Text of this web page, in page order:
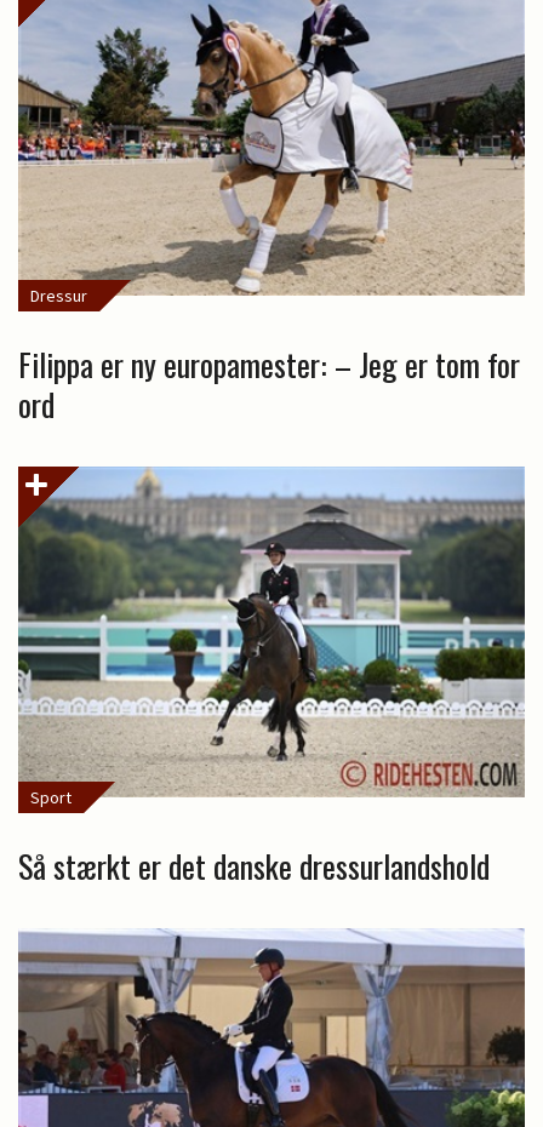
Dressur
Filippa er ny europamester: – Jeg er tom for
ord
Sport
Så stærkt er det danske dressurlandshold